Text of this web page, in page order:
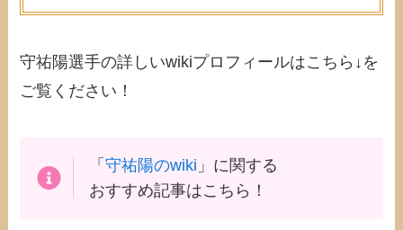
守祐陽選手の詳しいwikiプロフィールはこちら↓を
ご覧ください！
「 守祐陽のwiki 」に関する
おすすめ記事はこちら！